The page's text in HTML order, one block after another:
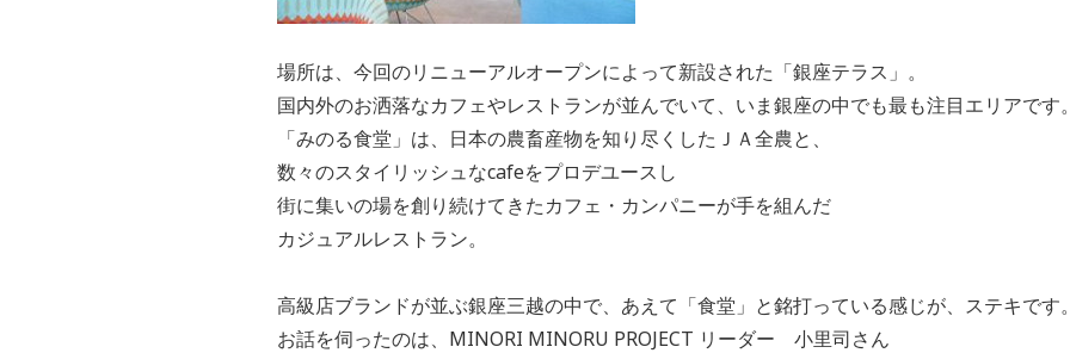
場所は、今回のリニューアルオープンによって新設された「銀座テラス」。
国内外のお洒落なカフェやレストランが並んでいて、いま銀座の中でも最も注目エリアです。
「みのる食堂」は、日本の農畜産物を知り尽くしたＪＡ全農と、
数々のスタイリッシュなcafeをプロデユースし
街に集いの場を創り続けてきたカフェ・カンパニーが手を組んだ
カジュアルレストラン。
高級店ブランドが並ぶ銀座三越の中で、あえて「食堂」と銘打っている感じが、ステキです。
お話を伺ったのは、MINORI MINORU PROJECT リーダー 小里司さん